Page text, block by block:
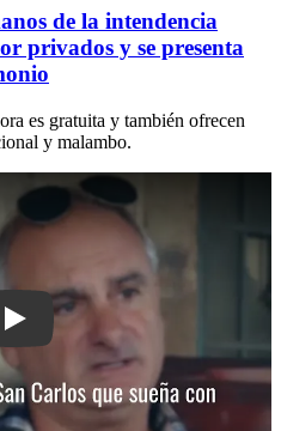
de la intendencia
privados y se presenta
es gratuita y también ofrecen
y malambo.
Play: Cima, el alcalde electo de San